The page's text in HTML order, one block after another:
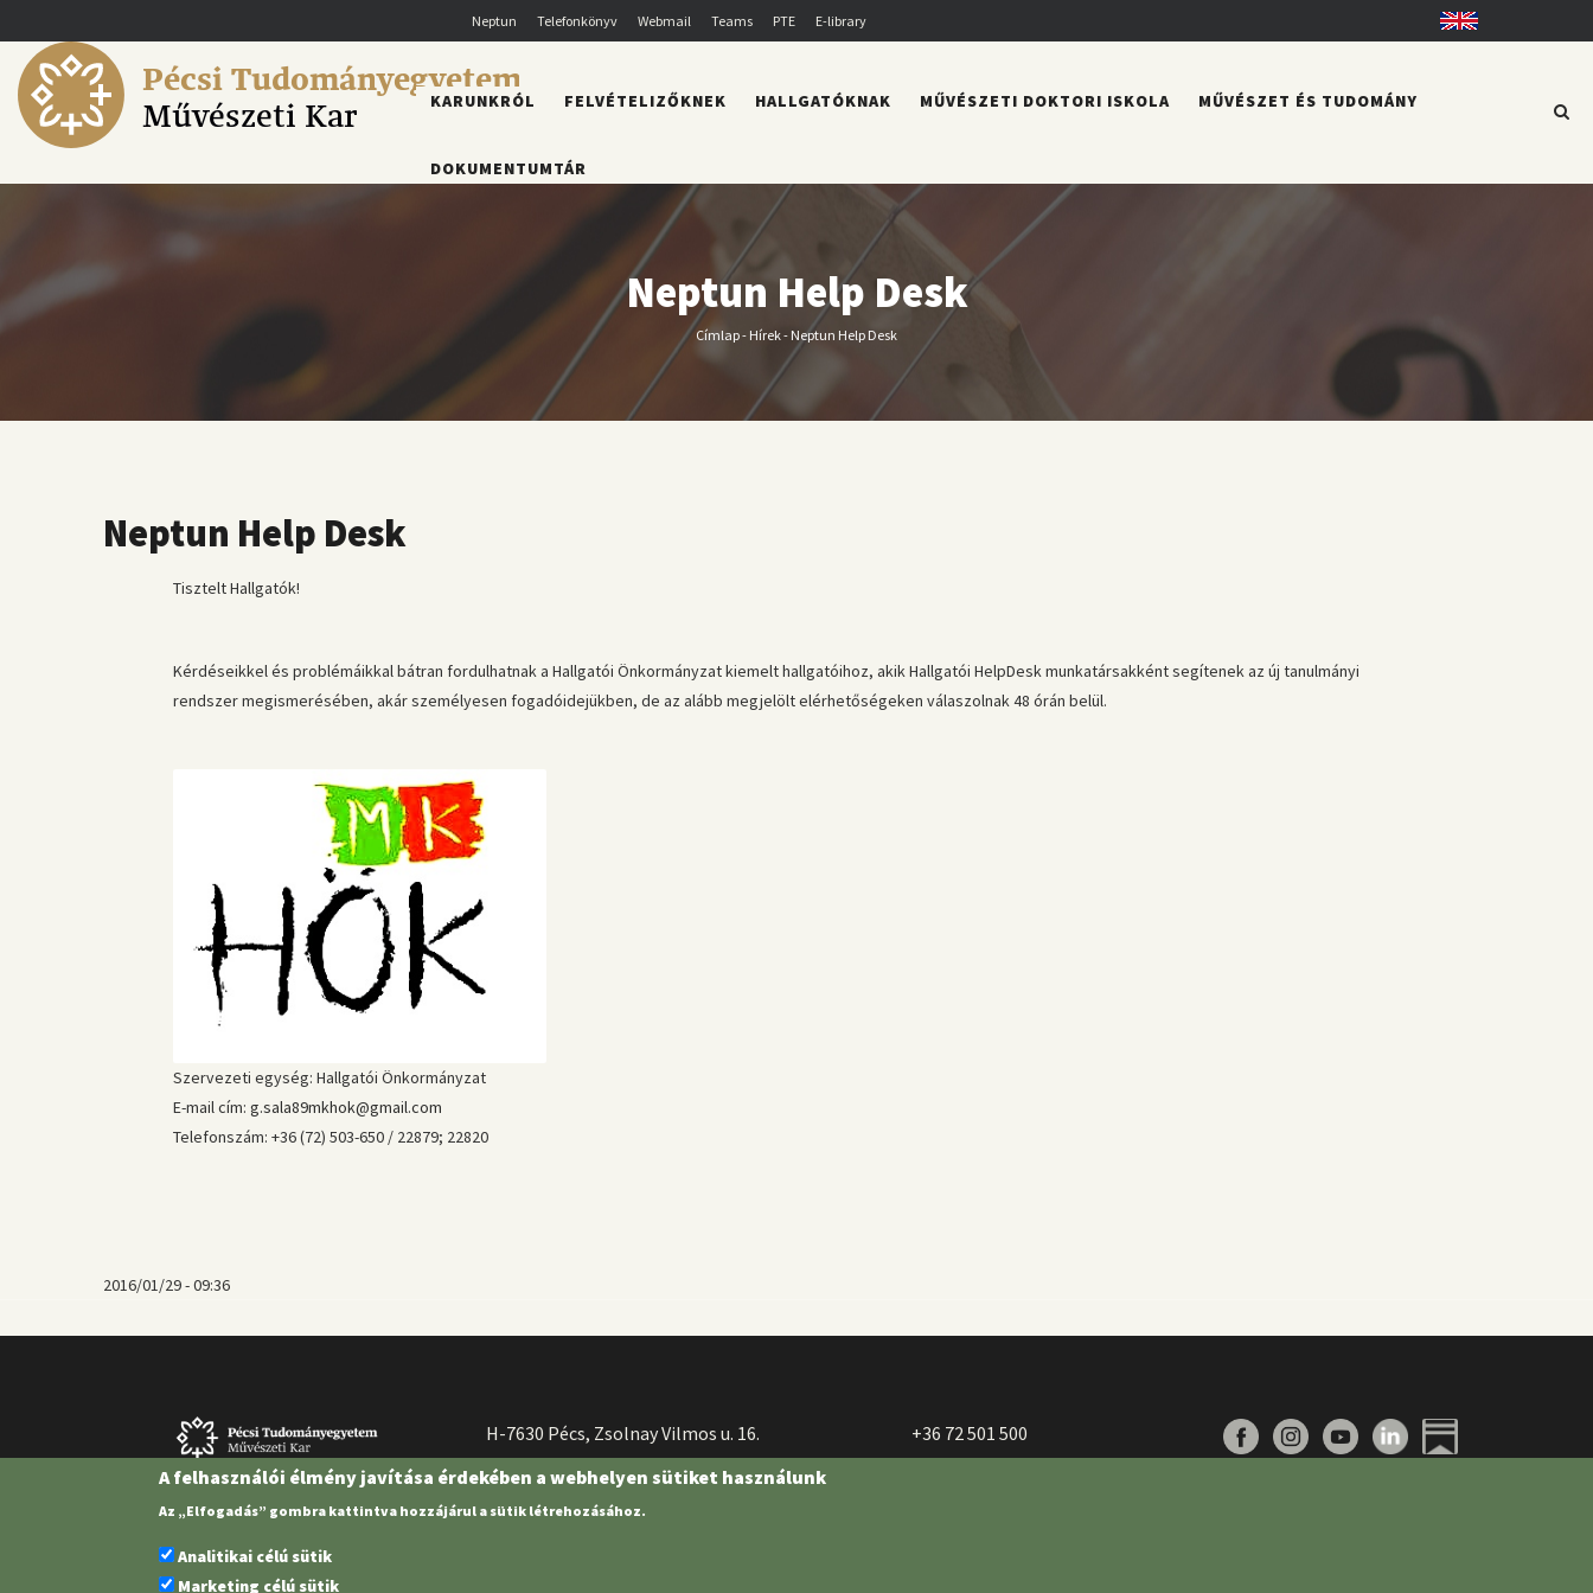
a
tartalomra
Neptun Telefonkönyv Webmail Teams PTE E-library English
Pécsi Tudományegyetem
Művészeti Kar
FŐMENÜ
KARUNKRÓL FELVÉTELIZŐKNEK HALLGATÓKNAK MŰVÉSZETI DOKTORI ISKOLA MŰVÉSZET ÉS TUDOMÁNY
DOKUMENTUMTÁR
Neptun Help Desk
Morzsa
Címlap- Hírek- Neptun Help Desk
Neptun Help Desk
Tisztelt Hallgatók!
Kérdéseikkel és problémáikkal bátran fordulhatnak a Hallgatói Önkormányzat kiemelt hallgatóihoz, akik Hallgatói HelpDesk munkatársakként segítenek az új tanulmányi
rendszer megismerésében, akár személyesen fogadóidejükben, de az alább megjelölt elérhetőségeken válaszolnak 48 órán belül.
Szervezeti egység: Hallgatói Önkormányzat
E-mail cím: g.sala89mkhok@gmail.com
Telefonszám: +36 (72) 503-650 / 22879; 22820
2016/01/29 - 09:36
H-7630 Pécs, Zsolnay Vilmos u. 16.
+36 72 501 500
A felhasználói élmény javítása érdekében a webhelyen sütiket használunk
Az „Elfogadás” gombra kattintva hozzájárul a sütik létrehozásához.
Analitikai célú sütik
Marketing célú sütik